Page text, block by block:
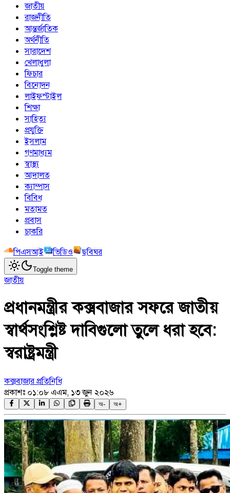
জাতীয়
রাজনীতি
আন্তর্জাতিক
অর্থনীতি
সারাদেশ
খেলাধুলা
ফিচার
বিনোদন
লাইফস্টাইল
শিক্ষা
সাহিত্য
প্রযুক্তি
ইসলাম
গণমাধ্যম
স্বাস্থ্য
আদালত
ক্যাম্পাস
বিবিধ
মতামত
প্রবাস
চাকরি
পিএসআই
ভিডিও ছবিঘর
Toggle theme
জাতীয়
প্রধানমন্ত্রীর কক্সবাজার সফরে জাতীয়
স্বার্থসংশ্লিষ্ট দাবিগুলো তুলে ধরা হবে:
স্বরাষ্ট্রমন্ত্রী
কক্সবাজার প্রতিনিধি
প্রকাশঃ ০১:০৮ এএম, ১৩ জুন ২০২৬
অ- অ+